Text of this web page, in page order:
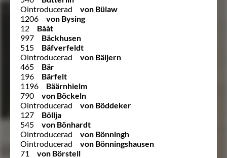
Ointroducerad
von Bülaw
1206
von Bysing
12
Bååt
997
Bäckhusen
515
Bäfverfeldt
Ointroducerad
von Bäijern
465
Bär
196
Bärfelt
1196
Bäärnhielm
790
von Böckeln
Ointroducerad
von Böddeker
127
Böllja
545
von Bönhardt
Ointroducerad
von Bönningh
Ointroducerad
von Bönningshausen
71
von Börstell